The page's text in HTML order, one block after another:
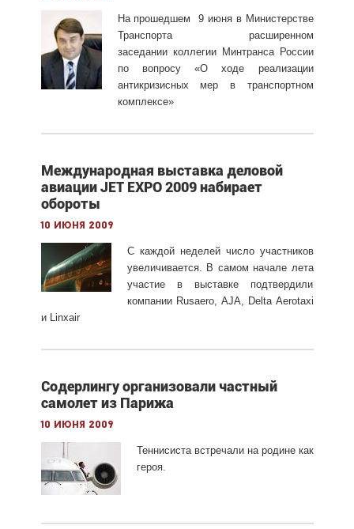
На прошедшем 9 июня в Министерстве
Транспорта расширенном
заседании коллегии Минтранса России
по вопросу «О ходе реализации
антикризисных мер в транспортном
комплексе»
Международная выставка деловой
авиации JET EXPO 2009 набирает
обороты
10 июня 2009
С каждой неделей число участников
увеличивается. В самом начале лета
участие в выставке подтвердили
компании Rusaero, AJA, Delta Aerotaxi
и Linxair
Содерлингу организовали частный
самолет из Парижа
10 июня 2009
Теннисиста встречали на родине как
героя.